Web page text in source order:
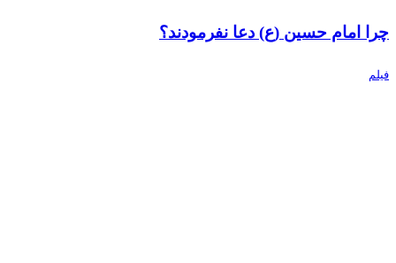
چرا امام حسین (ع) دعا نفرمودند؟
فیلم